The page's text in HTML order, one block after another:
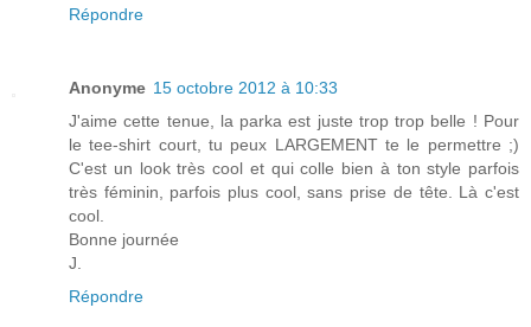
Répondre
Anonyme 15 octobre 2012 à 10:33
J'aime cette tenue, la parka est juste trop trop belle ! Pour
le tee-shirt court, tu peux LARGEMENT te le permettre ;)
C'est un look très cool et qui colle bien à ton style parfois
très féminin, parfois plus cool, sans prise de tête. Là c'est
cool.
Bonne journée
J.
Répondre